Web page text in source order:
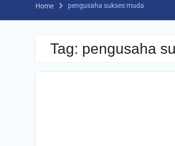
Home pengusaha sukses muda
Tag: pengusaha